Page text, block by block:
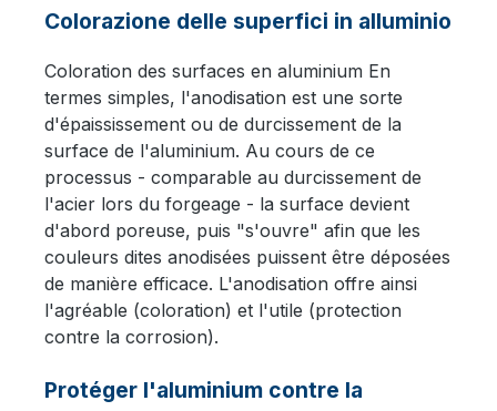
Colorazione delle superfici in alluminio
Coloration des surfaces en aluminium En
termes simples, l'anodisation est une sorte
d'épaississement ou de durcissement de la
surface de l'aluminium. Au cours de ce
processus - comparable au durcissement de
l'acier lors du forgeage - la surface devient
d'abord poreuse, puis "s'ouvre" afin que les
couleurs dites anodisées puissent être déposées
de manière efficace. L'anodisation offre ainsi
l'agréable (coloration) et l'utile (protection
contre la corrosion).
Protéger l'aluminium contre la